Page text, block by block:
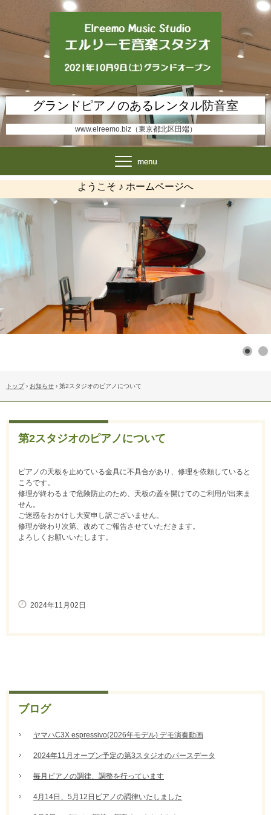
グランドピアノのあるレンタル防音室
www.elreemo.biz（東京都北区田端）
ようこそ ♪ ホームページへ
トップ › お知らせ › 第2スタジオのピアノについて
第2スタジオのピアノについて
ピアノの天板を止めている金具に不具合があり、修理を依頼していると
ころです。
修理が終わるまで危険防止のため、天板の蓋を開けてのご利用が出来ま
せん。
ご迷惑をおかけし大変申し訳ございません。
修理が終わり次第、改めてご報告させていただきます。
よろしくお願いいたします。
2024年11月02日
ブログ
ヤマハC3X espressivo(2026年モデル) デモ演奏動画
2024年11月オープン予定の第3スタジオのパースデータ
毎月ピアノの調律、調整を行っています
4月14日、5月12日ピアノの調律いたしました